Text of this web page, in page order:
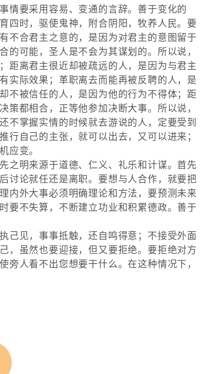
情要采用容易、变通的言辞。善于变化的
四时，驱使鬼神，附合阴阳，牧养人民。要
不合君主之意的，是因为对君主的意图留于
可能，圣人是不会为其谋划的。所以说，
距离君主很近却被疏远的人，是因为与君主
实际效果；革职离去而能再被反聘的人，是
不被信任的人，是因为他的行为不得体；距
都相合，正等他参加决断大事。所以说，
不掌握实情的时候就去游说的人，定要受到
自己的主张，就可以出去，又可以进来；
应变。
之明来源于道德、仁义、礼乐和计谋。首先
讨论就任还是离职。要想与人合作，就要把
内外大事必须明确理论和方法，要预测未来
要不失算，不断建立功业和积累德政。善于
己见，事事抵触，还自鸣得意；不接受外面
，虽然也要迎接，但又要拒绝。要拒绝对方
人看不出您想要干什么。在这种情况下，